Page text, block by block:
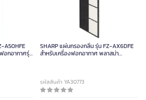
A50HFE
ฟอกอากาศรุ่น
SHARP แผ่นกรองกลิ่น รุ่น FZ-AX6DFE
สำหรับเครื่องฟอกอากาศ พลาสม่า
รหัสสินค้า YA30773